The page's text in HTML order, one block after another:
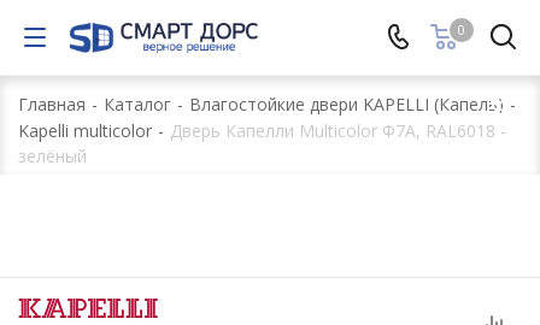
0
Главная - Каталог - Влагостойкие двери KAPELLI (Капель) -
Kapelli multicolor - Дверь Капелли Multicolor Ф7A, RAL6018 -
зелёный